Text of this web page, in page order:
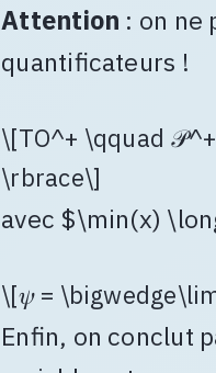
Attention : on ne
quantificateurs !
\[TO^+ \qquad
\rbrace\]
avec $\min(x)
\[𝜓 =
Enfin, on conclut